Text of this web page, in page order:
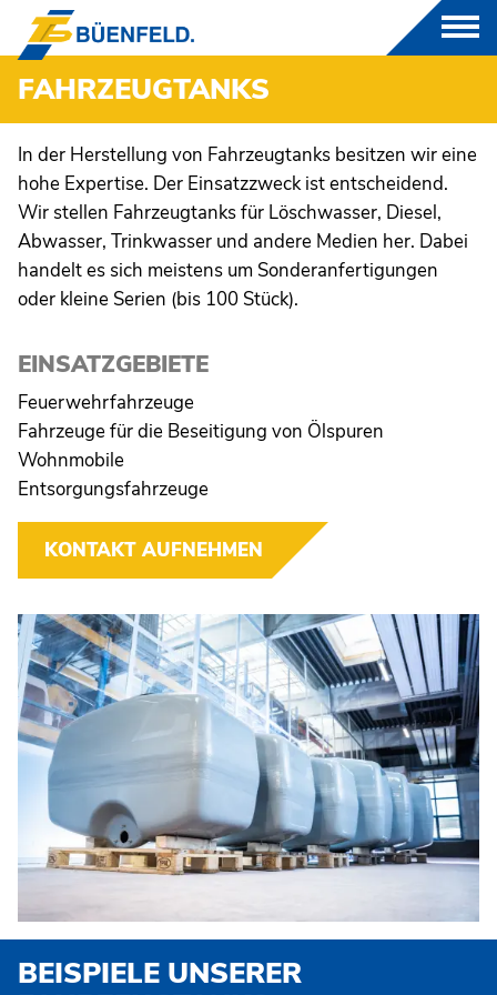
PRODUKTE
GFK
FORMTEILE
RUNDBEHÄLTER
RECHTECKBEHÄLTER
SEGMENTBAUWEISE
FAHRZEUGAUFBAUTEN
THERMOPLASTE
CNC-DREH UND FRÄSTEILE
FORMEN- UND MODELLBAU
LUFTTECHNIK
BRANCHEN
LEISTUNGEN
FAHRZEUGTANKS
In der Herstellung von Fahrzeugtanks besitzen wir eine
hohe Expertise. Der Einsatzzweck ist entscheidend.
Wir stellen Fahrzeugtanks für Löschwasser, Diesel,
Abwasser, Trinkwasser und andere Medien her. Dabei
handelt es sich meistens um Sonderanfertigungen
oder kleine Serien (bis 100 Stück).
EINSATZGEBIETE
Feuerwehrfahrzeuge
Fahrzeuge für die Beseitigung von Ölspuren
Wohnmobile
Entsorgungsfahrzeuge
KONTAKT AUFNEHMEN
BEISPIELE UNSERER